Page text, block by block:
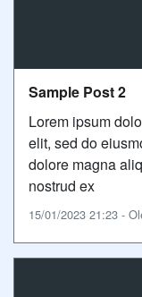
Sample Post 2
Lorem ipsum
elit, sed do
dolore magna
nostrud ex
15/01/2023 21:23 -